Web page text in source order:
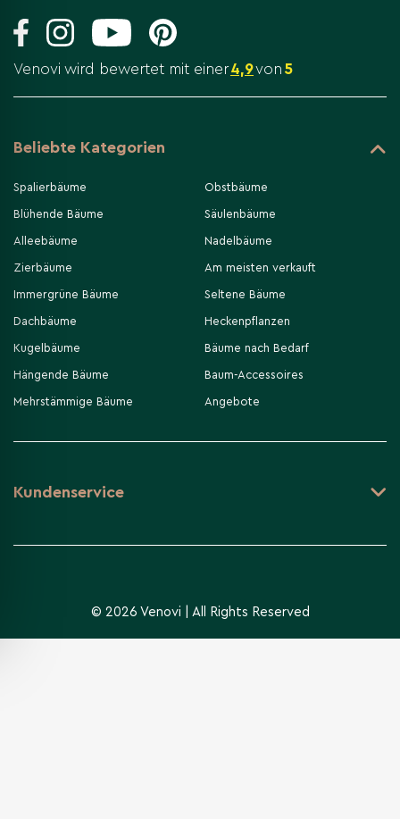
Venovi wird bewertet mit einer4,9von 5
Beliebte Kategorien
Spalierbäume
Blühende Bäume
Alleebäume
Zierbäume
Immergrüne Bäume
Dachbäume
Kugelbäume
Hängende Bäume
Mehrstämmige Bäume
Obstbäume
Säulenbäume
Nadelbäume
Am meisten verkauft
Seltene Bäume
Heckenpflanzen
Bäume nach Bedarf
Baum-Accessoires
Angebote
Kundenservice
© 2026 Venovi | All Rights Reserved